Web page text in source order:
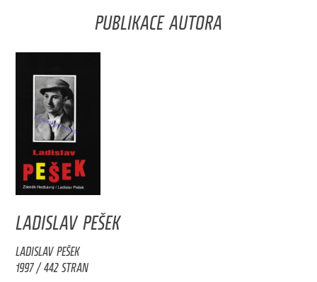
PUBLIKACE AUTORA
LADISLAV PEŠEK
LADISLAV PEŠEK
1997 / 442 STRAN